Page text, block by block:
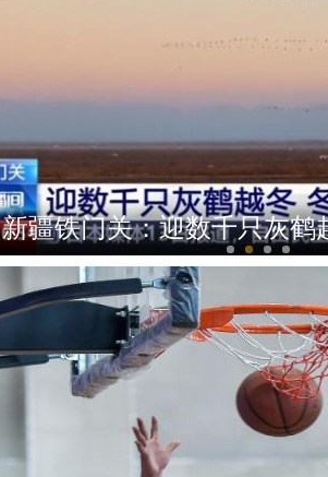
新疆铁门关：迎数千只灰鹤